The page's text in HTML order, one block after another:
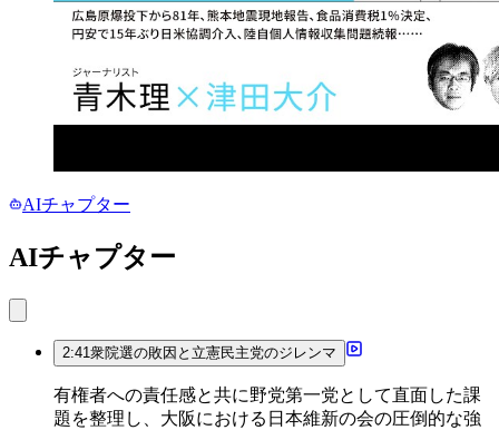
AIチャプター
AIチャプター
2:41衆院選の敗因と立憲民主党のジレンマ
有権者への責任感と共に野党第一党として直面した課
題を整理し、大阪における日本維新の会の圧倒的な強